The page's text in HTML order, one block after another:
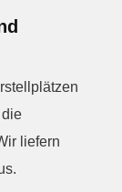
liefern